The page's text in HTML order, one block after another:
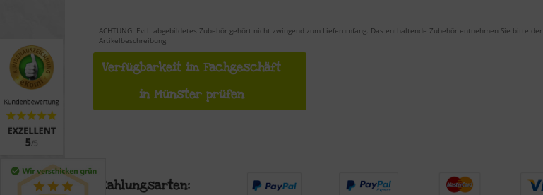
ACHTUNG: Evtl. abgebildetes Zubehör gehört nicht zwingend zum Lieferumfang. Das enthaltende Zubehör entnehmen Sie bitte der
Artikelbeschreibung
Verfügbarkeit im Fachgeschäft
in Münster prüfen